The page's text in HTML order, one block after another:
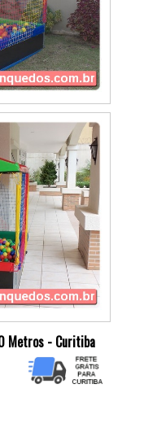
Metros - Curitiba